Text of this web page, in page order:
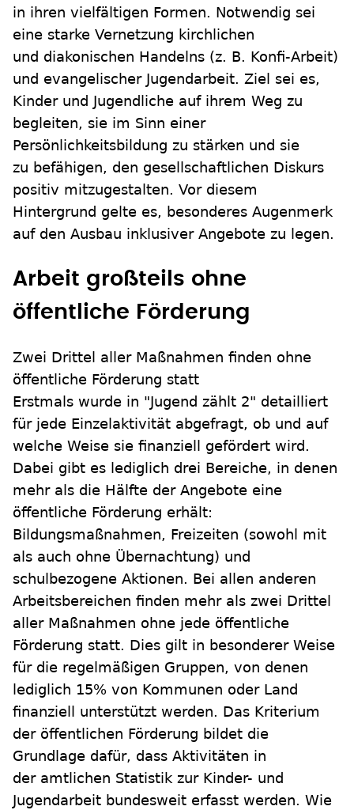
in ihren vielfältigen Formen. Notwendig sei
eine starke Vernetzung kirchlichen
und diakonischen Handelns (z. B. Konfi-Arbeit)
und evangelischer Jugendarbeit. Ziel sei es,
Kinder und Jugendliche auf ihrem Weg zu
begleiten, sie im Sinn einer
Persönlichkeitsbildung zu stärken und sie
zu befähigen, den gesellschaftlichen Diskurs
positiv mitzugestalten. Vor diesem
Hintergrund gelte es, besonderes Augenmerk
auf den Ausbau inklusiver Angebote zu legen.
Arbeit großteils ohne
öffentliche Förderung
Zwei Drittel aller Maßnahmen finden ohne
öffentliche Förderung statt
Erstmals wurde in "Jugend zählt 2" detailliert
für jede Einzelaktivität abgefragt, ob und auf
welche Weise sie finanziell gefördert wird.
Dabei gibt es lediglich drei Bereiche, in denen
mehr als die Hälfte der Angebote eine
öffentliche Förderung erhält:
Bildungsmaßnahmen, Freizeiten (sowohl mit
als auch ohne Übernachtung) und
schulbezogene Aktionen. Bei allen anderen
Arbeitsbereichen finden mehr als zwei Drittel
aller Maßnahmen ohne jede öffentliche
Förderung statt. Dies gilt in besonderer Weise
für die regelmäßigen Gruppen, von denen
lediglich 15% von Kommunen oder Land
finanziell unterstützt werden. Das Kriterium
der öffentlichen Förderung bildet die
Grundlage dafür, dass Aktivitäten in
der amtlichen Statistik zur Kinder- und
Jugendarbeit bundesweit erfasst werden. Wie